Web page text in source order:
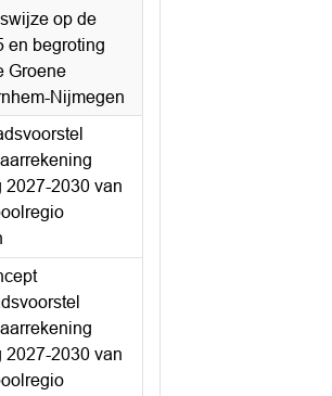
op de
en begroting
Groene
Nijmegen
2027-2030 van
2027-2030 van